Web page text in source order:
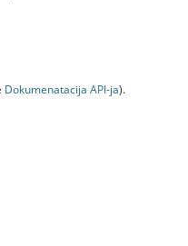
Dokumenаtаcijа API-jа).